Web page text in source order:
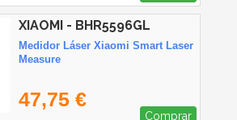
XIAOMI - BHR5596GL
Medidor Láser Xiaomi Smart Laser
Measure
47,75 €
Comprar